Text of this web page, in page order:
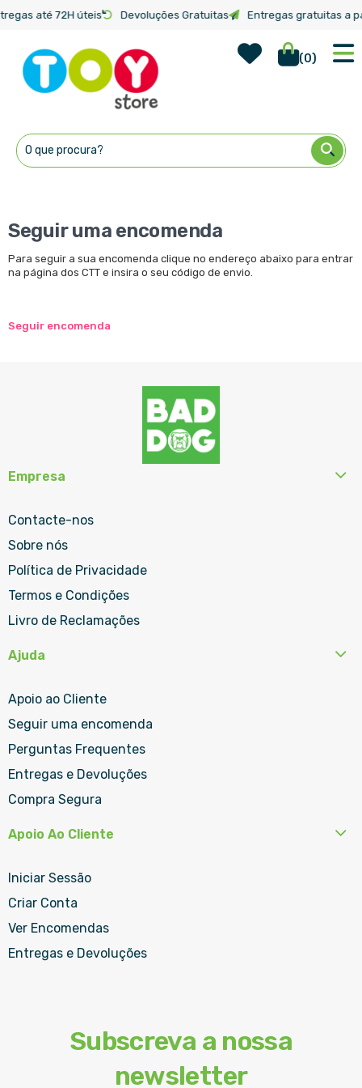
até 72H úteis Devoluções Gratuitas Entregas gratuitas a
Wish List
(0)
para
Conteúdo
Início Seguir uma encomenda
Seguir uma encomenda
Para seguir a sua encomenda clique no endereço abaixo para entrar
na página dos CTT e insira o seu código de envio.
Seguir encomenda
Empresa
Contacte-nos
Sobre nós
Política de Privacidade
Termos e Condições
Livro de Reclamações
Ajuda
Apoio ao Cliente
Seguir uma encomenda
Perguntas Frequentes
Entregas e Devoluções
Compra Segura
Apoio Ao Cliente
Iniciar Sessão
Criar Conta
Ver Encomendas
Entregas e Devoluções
Subscreva a nossa
newsletter